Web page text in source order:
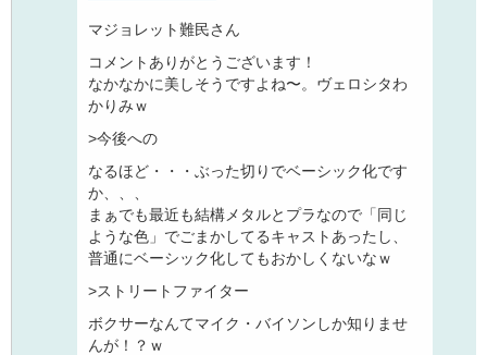
マジョレット難民さん
コメントありがとうございます！
なかなかに美しそうですよね〜。ヴェロシタわ
かりみｗ
>今後への
なるほど・・・ぶった切りでベーシック化です
か、、、
まぁでも最近も結構メタルとプラなので「同じ
ような色」でごまかしてるキャストあったし、
普通にベーシック化してもおかしくないなｗ
>ストリートファイター
ボクサーなんてマイク・バイソンしか知りませ
んが！？ｗ